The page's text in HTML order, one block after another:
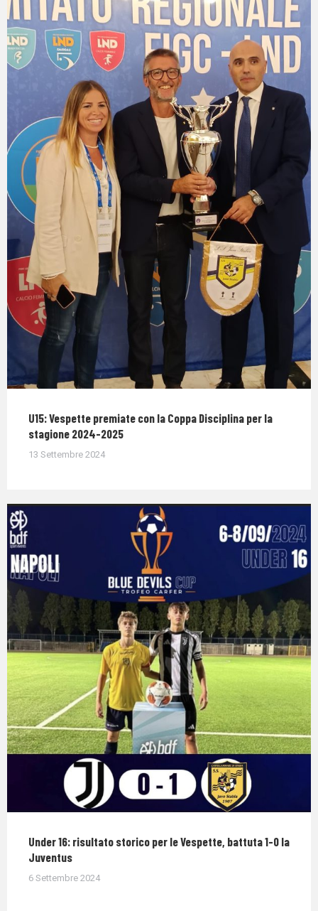
U15: Vespette premiate con la Coppa Disciplina per la
stagione 2024-2025
13 Settembre 2024
Under 16: risultato storico per le Vespette, battuta 1-0 la
Juventus
6 Settembre 2024